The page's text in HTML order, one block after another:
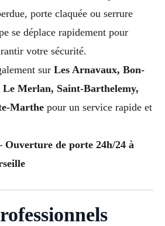
porte claquée ou serrure
se déplace rapidement pour
votre sécurité.
sur Les Arnavaux, Bon-
Le Merlan, Saint-Barthelemy,
Marthe pour un service rapide et
Ouverture de porte 24h/24 à